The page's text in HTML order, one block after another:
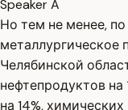
Speaker A
Но тем не менее,
металлургическое
Челябинской
нефтепродуктов на
на 14%,